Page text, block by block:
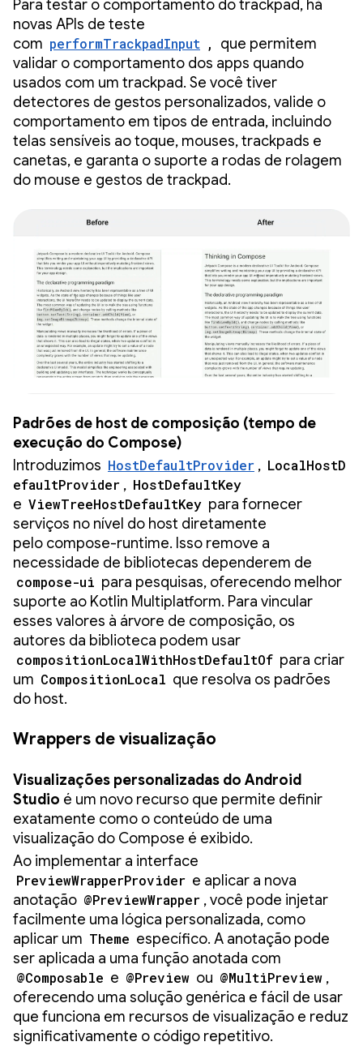
Para testar o comportamento do trackpad, há
novas APIs de teste
com performTrackpadInput ,
que permitem
validar o comportamento dos apps quando
usados com um trackpad. Se você tiver
detectores de gestos personalizados, valide o
comportamento em tipos de entrada, incluindo
telas sensíveis ao toque, mouses, trackpads e
canetas, e garanta o suporte a rodas de rolagem
do mouse e gestos de trackpad.
Padrões de host de composição (tempo de
execução do Compose)
Introduzimos HostDefaultProvider , LocalHostD
efaultProvider , HostDefaultKey
e ViewTreeHostDefaultKey para fornecer
serviços no nível do host diretamente
pelo compose-runtime. Isso remove a
necessidade de bibliotecas dependerem de
compose-ui para pesquisas, oferecendo melhor
suporte ao Kotlin Multiplatform. Para vincular
esses valores à árvore de composição, os
autores da biblioteca podem usar
compositionLocalWithHostDefaultOf para criar
um CompositionLocal que resolva os padrões
do host.
Wrappers de visualização
Visualizações personalizadas do Android
Studio é um novo recurso que permite definir
exatamente como o conteúdo de uma
visualização do Compose é exibido.
Ao implementar a interface
PreviewWrapperProvider e aplicar a nova
anotação @PreviewWrapper , você pode injetar
facilmente uma lógica personalizada, como
aplicar um Theme específico. A anotação pode
ser aplicada a uma função anotada com
@Composable e @Preview ou @MultiPreview ,
oferecendo uma solução genérica e fácil de usar
que funciona em recursos de visualização e reduz
significativamente o código repetitivo.